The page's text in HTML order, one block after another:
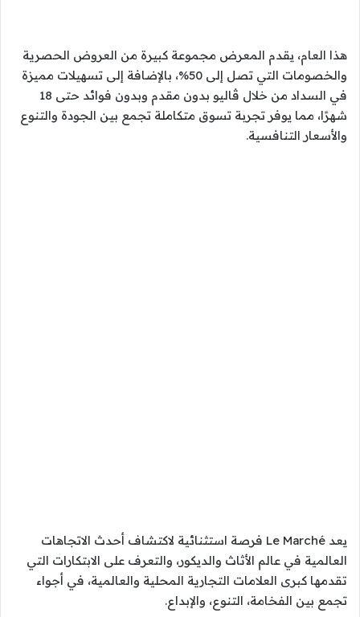
هذا العام، يقدم المعرض مجموعة كبيرة من العروض الحصرية
والخصومات التي تصل إلى 50%، بالإضافة إلى تسهيلات مميزة
في السداد من خلال ڤاليو بدون مقدم وبدون فوائد حتى 18
شهرًا، مما يوفر تجربة تسوق متكاملة تجمع بين الجودة والتنوع
والأسعار التنافسية.
يعد Le Marché فرصة استثنائية لاكتشاف أحدث الاتجاهات
العالمية في عالم الأثاث والديكور، والتعرف على الابتكارات التي
تقدمها كبرى العلامات التجارية المحلية والعالمية، في أجواء
تجمع بين الفخامة، التنوع، والإبداع.